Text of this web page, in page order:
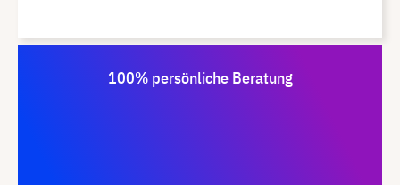
100% persönliche Beratung